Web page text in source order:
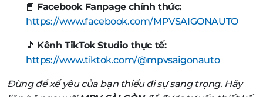
📘 Facebook Fanpage chính thức:
https://www.facebook.com/MPVSAIGONAUTO
🎵 Kênh TikTok Studio thực tế:
https://www.tiktok.com/@mpvsaigonauto
Đừng để xế yêu của bạn thiếu đi sự sang trọng. Hãy